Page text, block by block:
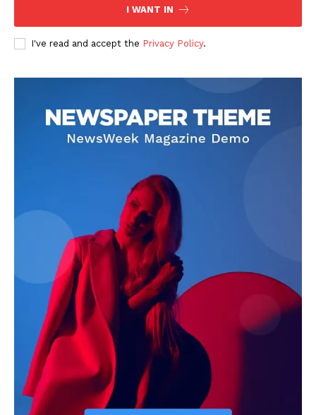
AIN NEWS 1
Contact Us
Privacy Policy
Terms of Use Agreement
Facebook
X WhatsApp
Share
I WANT IN
I've read and accept the Privacy Policy.